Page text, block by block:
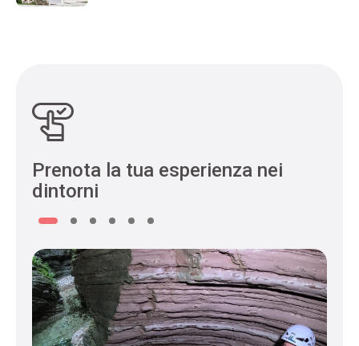
Prenota la tua esperienza nei
dintorni